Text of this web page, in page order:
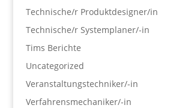
Technische/r Produktdesigner/in
Technische/r Systemplaner/-in
Tims Berichte
Uncategorized
Veranstaltungstechniker/-in
Verfahrensmechaniker/-in